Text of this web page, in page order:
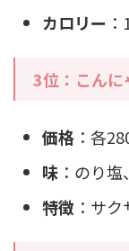
カロリー
3位：こんに
価格 ：各
味 ：のり
特徴 ：サ